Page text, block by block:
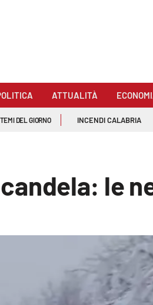
ATTUALITÀ
TEMI DEL GIORNO INCENDI CALABRIA
le